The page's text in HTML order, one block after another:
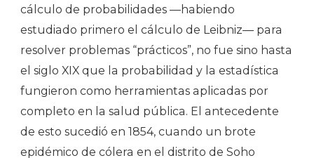
cálculo de probabilidades —habiendo
estudiado primero el cálculo de Leibniz— para
resolver problemas “prácticos”, no fue sino hasta
el siglo XIX que la probabilidad y la estadística
fungieron como herramientas aplicadas por
completo en la salud pública. El antecedente
de esto sucedió en 1854, cuando un brote
epidémico de cólera en el distrito de Soho